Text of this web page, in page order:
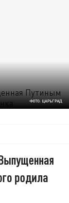
ФОТО: ЦАРЬГРАД
родила